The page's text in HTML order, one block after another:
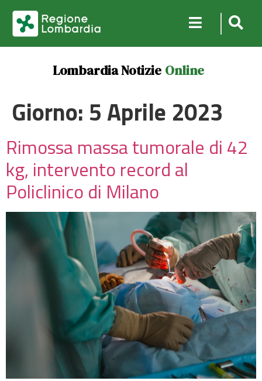
Lombardia Notizie Online
Giorno: 5 Aprile 2023
Rimossa massa tumorale di 42
kg, intervento record al
Policlinico di Milano